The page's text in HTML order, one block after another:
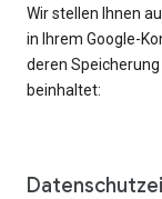
Wir stellen Ihnen
in Ihrem Google-
deren
beinhaltet: